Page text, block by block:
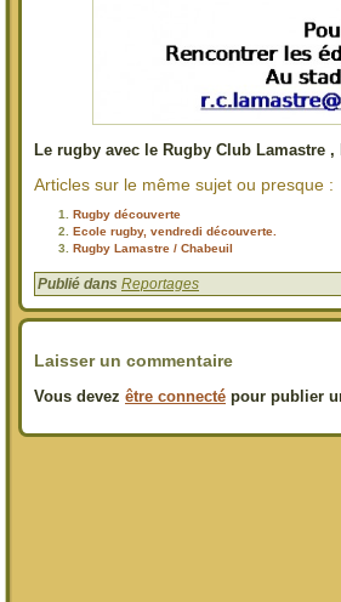
Le rugby avec le Rugby Club Lamastre ,
Articles sur le même sujet ou presque :
Rugby découverte
Ecole rugby, vendredi découverte.
Rugby Lamastre / Chabeuil
Publié dans Reportages
Laisser un commentaire
Vous devez être connecté pour publier